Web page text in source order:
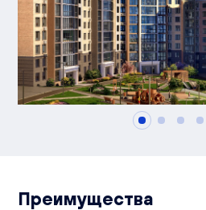
Преимущества